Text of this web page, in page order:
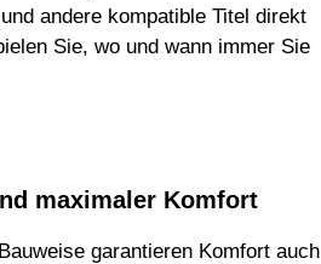
andere kompatible Titel direkt
Sie, wo und wann immer Sie
maximaler Komfort
garantieren Komfort auch